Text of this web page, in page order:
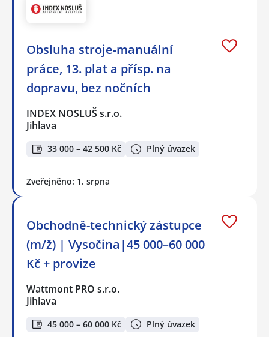
Obsluha stroje-manuální
práce, 13. plat a přísp. na
dopravu, bez nočních
INDEX NOSLUŠ s.r.o.
Jihlava
33 000 – 42 500 Kč Plný úvazek
Zveřejněno: 1. srpna
Obchodně-technický zástupce
(m/ž) | Vysočina|45 000–60 000
Kč + provize
Wattmont PRO s.r.o.
Jihlava
45 000 – 60 000 Kč Plný úvazek